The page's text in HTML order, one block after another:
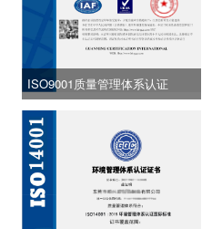
ISO9001质量管理体系认证